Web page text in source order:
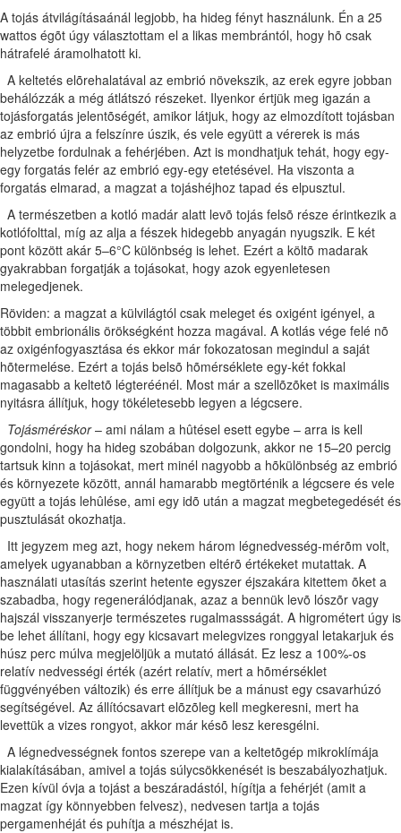
A tojás átvilágításaánál legjobb, ha hideg fényt használunk. Én a 25
wattos égõt úgy választottam el a likas membrántól, hogy hõ csak
hátrafelé áramolhatott ki.
A keltetés elõrehalatával az embrió növekszik, az erek egyre jobban
behálózzák a még átlátszó részeket. Ilyenkor értjük meg igazán a
tojásforgatás jelentõségét, amikor látjuk, hogy az elmozdított tojásban
az embrió újra a felszínre úszik, és vele együtt a vérerek is más
helyzetbe fordulnak a fehérjében. Azt is mondhatjuk tehát, hogy egy-
egy forgatás felér az embrió egy-egy etetésével. Ha viszonta a
forgatás elmarad, a magzat a tojáshéjhoz tapad és elpusztul.
A természetben a kotló madár alatt levõ tojás felsõ része érintkezik a
kotlófolttal, míg az alja a fészek hidegebb anyagán nyugszik. E két
pont között akár 5–6°C különbség is lehet. Ezért a költõ madarak
gyakrabban forgatják a tojásokat, hogy azok egyenletesen
melegedjenek.
Röviden: a magzat a külvilágtól csak meleget és oxigént igényel, a
többit embrionális örökségként hozza magával. A kotlás vége felé nõ
az oxigénfogyasztása és ekkor már fokozatosan megindul a saját
hõtermelése. Ezért a tojás belsõ hõmérséklete egy-két fokkal
magasabb a keltetõ légteréénél. Most már a szellõzõket is maximális
nyitásra állítjuk, hogy tökéletesebb legyen a légcsere.
Tojásméréskor– ami nálam a hûtésel esett egybe – arra is kell
gondolni, hogy ha hideg szobában dolgozunk, akkor ne 15–20 percig
tartsuk kinn a tojásokat, mert minél nagyobb a hõkülönbség az embrió
és környezete között, annál hamarabb megtörténik a légcsere és vele
együtt a tojás lehûlése, ami egy idõ után a magzat megbetegedését és
pusztulását okozhatja.
Itt jegyzem meg azt, hogy nekem három légnedvesség-mérõm volt,
amelyek ugyanabban a környzetben eltérõ értékeket mutattak. A
használati utasítás szerint hetente egyszer éjszakára kitettem õket a
szabadba, hogy regenerálódjanak, azaz a bennük levõ lószõr vagy
hajszál visszanyerje természetes rugalmassságát. A higrométert úgy is
be lehet állítani, hogy egy kicsavart melegvizes ronggyal letakarjuk és
húsz perc múlva megjelöljük a mutató állását. Ez lesz a 100%-os
relatív nedvességi érték (azért relatív, mert a hõmérséklet
függvényében változik) és erre állítjuk be a mánust egy csavarhúzó
segítségével. Az állítócsavart elõzõleg kell megkeresni, mert ha
levettük a vizes rongyot, akkor már késõ lesz keresgélni.
A légnedvességnek fontos szerepe van a keltetõgép mikroklímája
kialakításában, amivel a tojás súlycsökkenését is beszabályozhatjuk.
Ezen kívül óvja a tojást a beszáradástól, hígítja a fehérjét (amit a
magzat így könnyebben felvesz), nedvesen tartja a tojás
pergamenhéját és puhítja a mészhéjat is.